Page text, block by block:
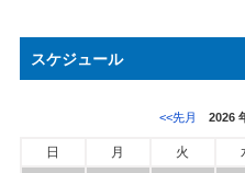
スケジュール
<<先月 2026
日 月 火